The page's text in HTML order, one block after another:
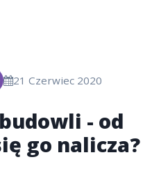
21 Czerwiec 2020
- od
go nalicza?